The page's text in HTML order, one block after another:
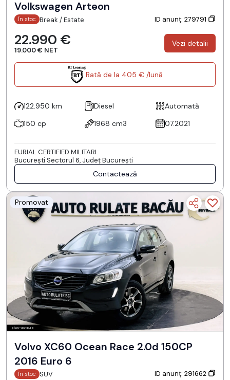
Volkswagen Arteon
În stoc Break / Estate ID anunț: 279791
22.990 €
19.000 € NET
Vezi detalii
Rată de la 405 € /lună
122.950 km Diesel
Automată
150 cp
1968 cm3 07.2021
EURIAL CERTIFIED MILITARI
Bucureşti Sectorul 6, Județ București
Contactează
Promovat
Volvo XC60 Ocean Race 2.0d 150CP
2016 Euro 6
În stoc SUV ID anunț: 291662